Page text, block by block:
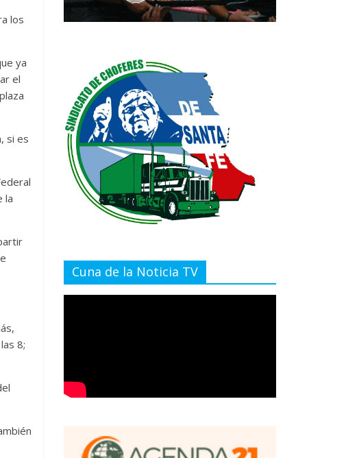
los
ya
el
si es
la
8;
Cuna de la Noticia TV